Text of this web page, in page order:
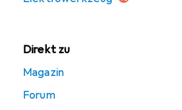
Direkt zu
Magazin
Forum